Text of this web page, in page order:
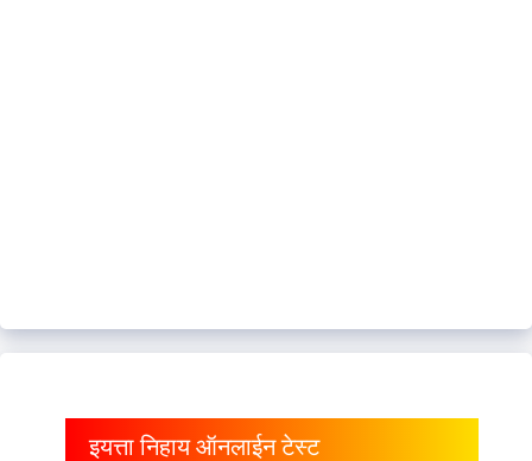
इयत्ता निहाय ऑनलाईन टेस्ट